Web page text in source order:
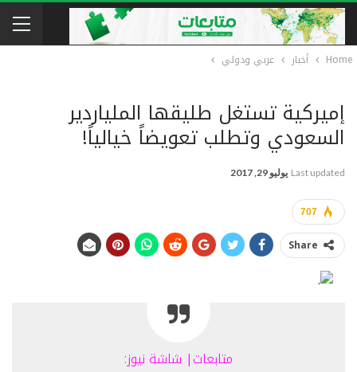
Home أخبار عربي ودولي
إميركية تستغل طليقها الملياردير
السعودي وتطلب تعويضاً خيالياً!
Last updated يوليو 29, 2017
707
Share
متابعات| شاشة نيوز: